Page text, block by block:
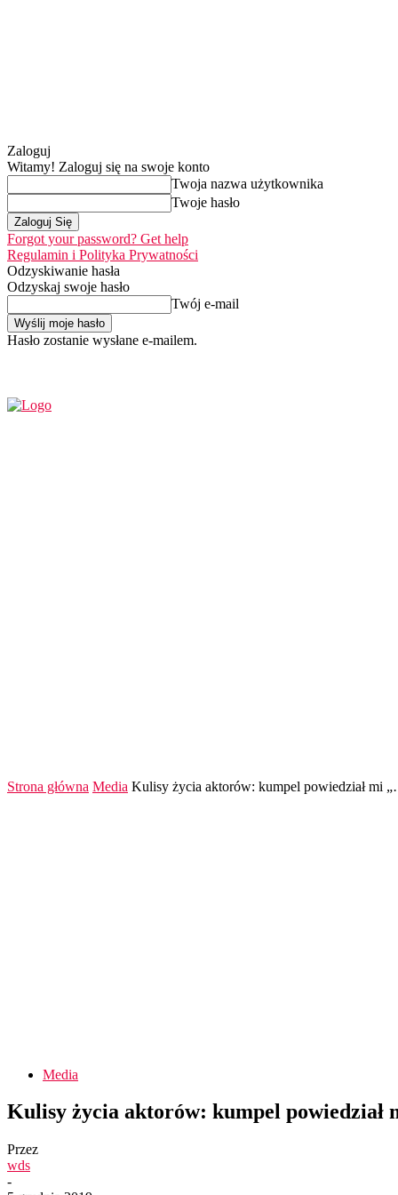
Zaloguj
Witamy! Zaloguj się na swoje konto
Twoja nazwa użytkownika
Twoje hasło
Forgot your password? Get help
Regulamin i Polityka Prywatności
Odzyskiwanie hasła
Odzyskaj swoje hasło
Twój e-mail
Hasło zostanie wysłane e-mailem.
Strona główna Media Kulisy życia aktorów: kumpel powiedział mi
Media
Kulisy życia aktorów: kumpel
Przez
wds
-